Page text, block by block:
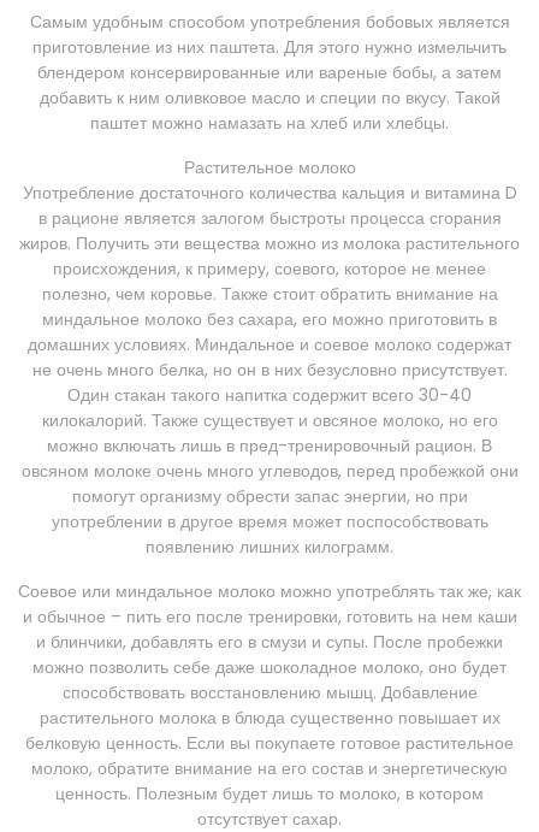
Самым удобным способом употребления бобовых является
приготовление из них паштета. Для этого нужно измельчить
блендером консервированные или вареные бобы, а затем
добавить к ним оливковое масло и специи по вкусу. Такой
паштет можно намазать на хлеб или хлебцы.
Растительное молоко
Употребление достаточного количества кальция и витамина D
в рационе является залогом быстроты процесса сгорания
жиров. Получить эти вещества можно из молока растительного
происхождения, к примеру, соевого, которое не менее
полезно, чем коровье. Также стоит обратить внимание на
миндальное молоко без сахара, его можно приготовить в
домашних условиях. Миндальное и соевое молоко содержат
не очень много белка, но он в них безусловно присутствует.
Один стакан такого напитка содержит всего 30-40
килокалорий. Также существует и овсяное молоко, но его
можно включать лишь в пред-тренировочный рацион. В
овсяном молоке очень много углеводов, перед пробежкой они
помогут организму обрести запас энергии, но при
употреблении в другое время может поспособствовать
появлению лишних килограмм.
Соевое или миндальное молоко можно употреблять так же, как
и обычное – пить его после тренировки, готовить на нем каши
и блинчики, добавлять его в смузи и супы. После пробежки
можно позволить себе даже шоколадное молоко, оно будет
способствовать восстановлению мышц. Добавление
растительного молока в блюда существенно повышает их
белковую ценность. Если вы покупаете готовое растительное
молоко, обратите внимание на его состав и энергетическую
ценность. Полезным будет лишь то молоко, в котором
отсутствует сахар.